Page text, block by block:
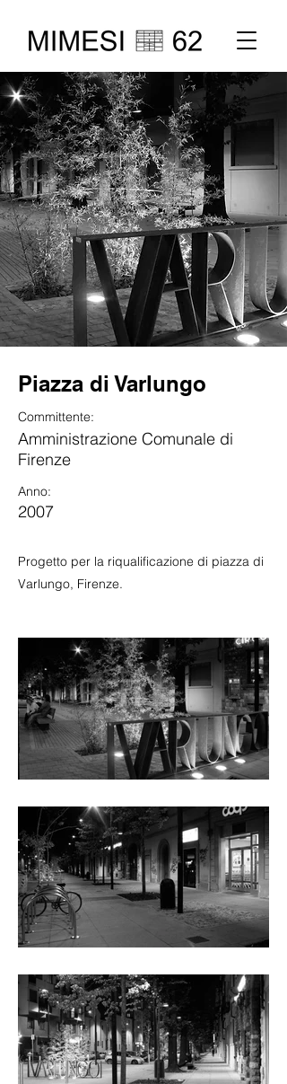
Piazza di Varlungo
Committente:
Amministrazione Comunale di
Firenze
Anno:
2007
Progetto per la riqualificazione di piazza di
Varlungo, Firenze.